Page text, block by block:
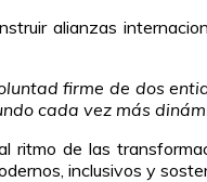
alianzas
firme de dos
cada vez más
de las
inclusivos y